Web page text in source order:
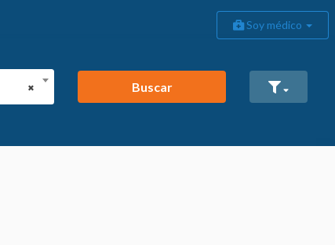
Soy médico
×
Buscar